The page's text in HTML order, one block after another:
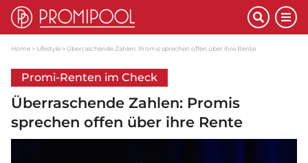
Home Lifestyle Überraschende Zahlen: Promis sprechen offen über ihre Rente
Promi-Renten im Check
Überraschende Zahlen: Promis
sprechen offen über ihre Rente